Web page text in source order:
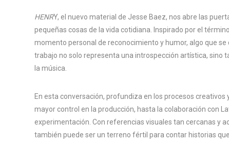
HENRY, el nuevo material de Jesse Baez, nos abre las
pequeñas cosas de la vida cotidiana. Inspirado por el
momento personal de reconocimiento y humor, algo que
trabajo no solo representa una introspección artística, sino
la música.
En esta conversación, profundiza en los procesos creativos
mayor control en la producción, hasta la colaboración con
experimentación. Con referencias visuales tan cercanas y
también puede ser un terreno fértil para contar historias